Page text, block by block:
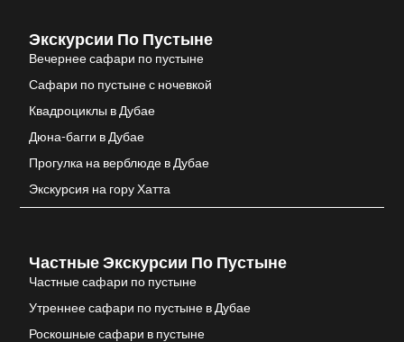
Экскурсии По Пустыне
Вечернее сафари по пустыне
Сафари по пустыне с ночевкой
Квадроциклы в Дубае
Дюна-багги в Дубае
Прогулка на верблюде в Дубае
Экскурсия на гору Хатта
Частные Экскурсии По Пустыне
Частные сафари по пустыне
Утреннее сафари по пустыне в Дубае
Роскошные сафари в пустыне